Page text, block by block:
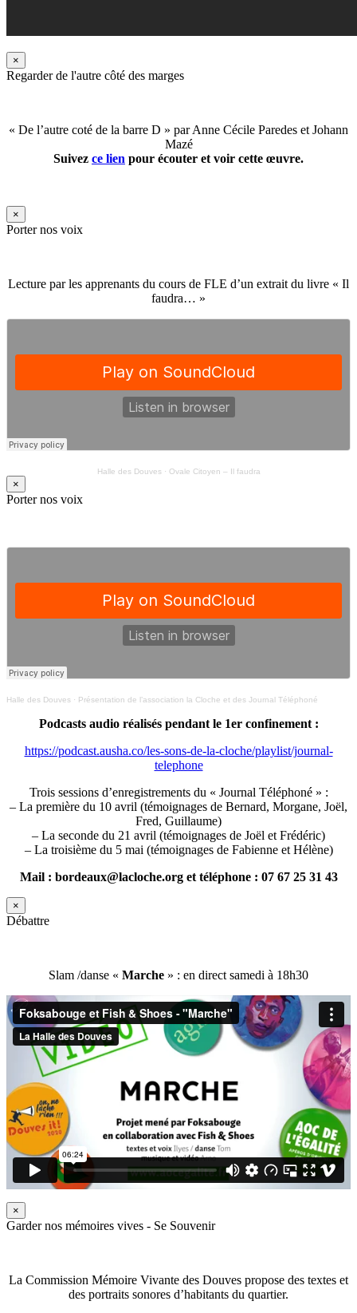
×
Regarder de l'autre côté des marges
« De l’autre coté de la barre D » par Anne Cécile Paredes et Johann
Mazé
Suivez ce lien pour écouter et voir cette œuvre.
×
Porter nos voix
Lecture par les apprenants du cours de FLE d’un extrait du livre « Il
faudra… »
Halle des Douves· Ovale Citoyen – Il faudra
×
Porter nos voix
Halle des Douves · Présentation de l’association la Cloche et des Journal Téléphoné
Podcasts audio réalisés pendant le 1er confinement :
https://podcast.ausha.co/les-sons-de-la-cloche/playlist/journal-
telephone
Trois sessions d’enregistrements du « Journal Téléphoné » :
– La première du 10 avril (témoignages de Bernard, Morgane, Joël,
Fred, Guillaume)
– La seconde du 21 avril (témoignages de Joël et Frédéric)
– La troisième du 5 mai (témoignages de Fabienne et Hélène)
Mail : bordeaux@lacloche.org et téléphone : 07 67 25 31 43
×
Débattre
Slam /danse « Marche » : en direct samedi à 18h30
×
Garder nos mémoires vives - Se Souvenir
La Commission Mémoire Vivante des Douves propose des textes et
des portraits sonores d’habitants du quartier.